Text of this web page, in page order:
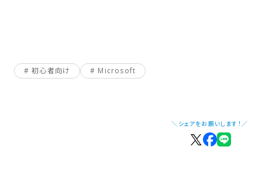
初心者向け Microsoft
＼シェアをお願いします！／